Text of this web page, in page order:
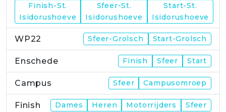
WP21
Finish-St.
Isidorushoeve
Sfeer-St.
Isidorushoeve
Start-St.
Isidorushoeve
WP22 Sfeer-Grolsch Start-Grolsch
Enschede Finish Sfeer Start
Campus Sfeer Campusomroep
Finish Dames Heren Motorrijders Sfeer